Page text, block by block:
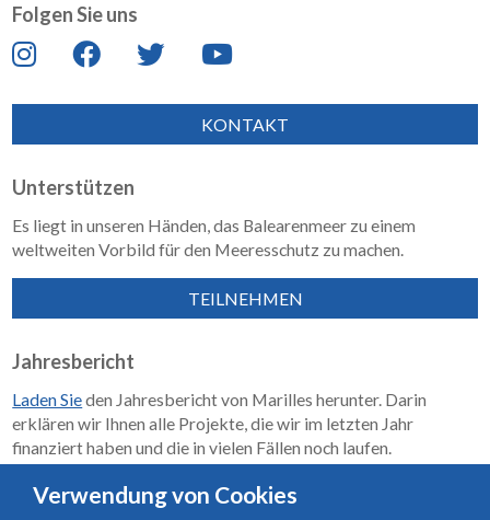
Folgen Sie uns
KONTAKT
Unterstützen
Es liegt in unseren Händen, das Balearenmeer zu einem
weltweiten Vorbild für den Meeresschutz zu machen.
TEILNEHMEN
Jahresbericht
Laden Sieden Jahresbericht von Marilles herunter. Darin
erklären wir Ihnen alle Projekte, die wir im letzten Jahr
finanziert haben und die in vielen Fällen noch laufen.
Verwendung von Cookies